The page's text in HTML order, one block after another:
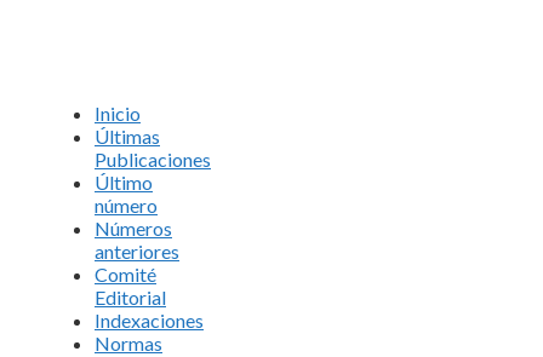
Inicio
Últimas
Publicaciones
Último
número
Números
anteriores
Comité
Editorial
Indexaciones
Normas